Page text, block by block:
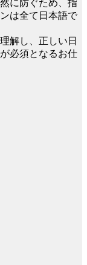
に防ぐため、指
は全て日本語で
解し、正しい日
必須となるお仕